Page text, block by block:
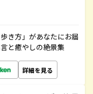
き方」があなたにお届
と癒やしの絶景集
詳細を見る